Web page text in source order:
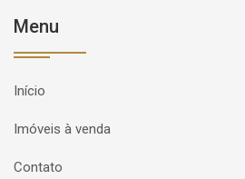
Menu
Início
Imóveis à venda
Contato